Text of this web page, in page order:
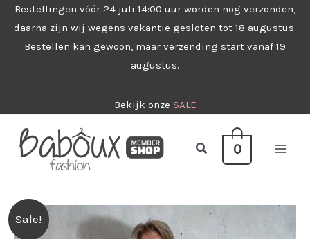
naar
Bestellingen vóór 24 juli 14:00 uur worden nog verzonden,
daarna zijn wij wegens vakantie gesloten tot 18 augustus.
Bestellen kan gewoon, maar verzending start vanaf 19
augustus.
Bekijk onze SALE
Zoeken0
Sale!